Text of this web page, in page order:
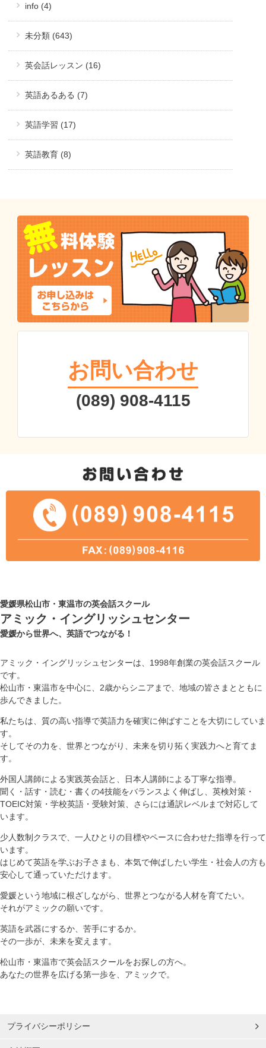
info (4)
未分類 (643)
英会話レッスン (16)
英語あるある (7)
英語学習 (17)
英語教育 (8)
お問い合わせ
(089) 908-4115
愛媛県松山市・東温市の英会話スクール
アミック・イングリッシュセンター
愛媛から世界へ、英語でつながる！
アミック・イングリッシュセンターは、1998年創業の英会話スクール
です。
松山市・東温市を中心に、2歳からシニアまで、地域の皆さまとともに
歩んできました。
私たちは、質の高い指導で英語力を確実に伸ばすことを大切にしていま
す。
そしてその力を、世界とつながり、未来を切り拓く実践力へと育てま
す。
外国人講師による実践英会話と、日本人講師による丁寧な指導。
聞く・話す・読む・書くの4技能をバランスよく伸ばし、英検対策・
TOEIC対策・学校英語・受験対策、さらには通訳レベルまで対応して
います。
少人数制クラスで、一人ひとりの目標やペースに合わせた指導を行って
います。
はじめて英語を学ぶお子さまも、本気で伸ばしたい学生・社会人の方も
安心して通っていただけます。
愛媛という地域に根ざしながら、世界とつながる人材を育てたい。
それがアミックの願いです。
英語を武器にするか、苦手にするか。
その一歩が、未来を変えます。
松山市・東温市で英会話スクールをお探しの方へ。
あなたの世界を広げる第一歩を、アミックで。
プライバシーポリシー